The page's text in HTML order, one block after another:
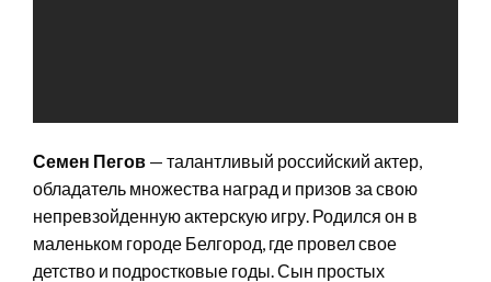
Семен Пегов — талантливый российский актер,
обладатель множества наград и призов за свою
непревзойденную актерскую игру. Родился он в
маленьком городе Белгород, где провел свое
детство и подростковые годы. Сын простых